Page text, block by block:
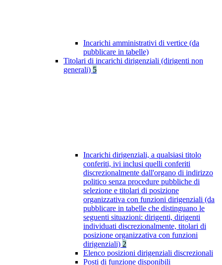
Incarichi amministrativi di vertice (da
pubblicare in tabelle)
Titolari di incarichi dirigenziali (dirigenti non
generali) 5
Incarichi dirigenziali, a qualsiasi titolo
conferiti, ivi inclusi quelli conferiti
discrezionalmente dall'organo di indirizzo
politico senza procedure pubbliche di
selezione e titolari di posizione
organizzativa con funzioni dirigenziali (da
pubblicare in tabelle che distinguano le
seguenti situazioni: dirigenti, dirigenti
individuati discrezionalmente, titolari di
posizione organizzativa con funzioni
dirigenziali) 2
Elenco posizioni dirigenziali discrezionali
Posti di funzione disponibili